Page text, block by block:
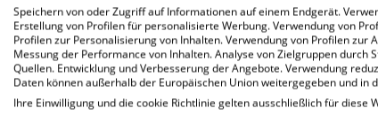
Wie ist die Telefonnummer von
Speichern von oder Zugriff auf Informationen auf einem Endgerät.
Erstellung von Profilen für personalisierte Werbung. Verwendung von
Profilen zur Personalisierung von Inhalten. Verwendung von Profilen
Messung der Performance von Inhalten. Analyse von Zielgruppen
Quellen. Entwicklung und Verbesserung der Angebote. Verwendung
Daten können außerhalb der Europäischen Union weitergegeben und in
Ihre Einwilligung und die cookie Richtlinie gelten ausschließlich für diese